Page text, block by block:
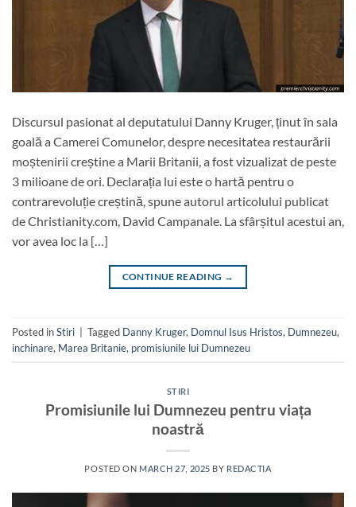
Discursul pasionat al deputatului Danny Kruger, ținut în sala
goală a Camerei Comunelor, despre necesitatea restaurării
moștenirii creștine a Marii Britanii, a fost vizualizat de peste
3 milioane de ori. Declarația lui este o hartă pentru o
contrarevoluție creștină, spune autorul articolului publicat
de Christianity.com, David Campanale. La sfârșitul acestui an,
vor avea loc la […]
CONTINUE READING →
Posted inStiri | Tagged Danny Kruger, Domnul Isus Hristos, Dumnezeu,
inchinare, Marea Britanie, promisiunile lui Dumnezeu
STIRI
Promisiunile lui Dumnezeu pentru viața
noastră
POSTED ON MARCH 27, 2025 BY REDACTIA